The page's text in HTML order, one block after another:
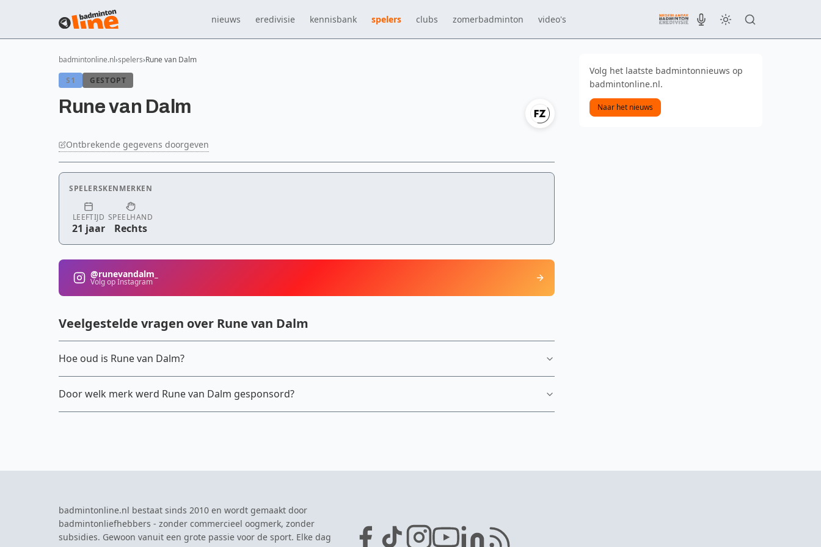
nieuws eredivisie kennisbank spelers clubs zomerbadminton video's
badmintonline.nl spelers Rune van Dalm
S1
GESTOPT
Rune van Dalm
Ontbrekende gegevens doorgeven
SPELERSKENMERKEN
LEEFTIJD
21 jaar
SPEELHAND
Rechts
@runevandalm_
Volg op Instagram
Veelgestelde vragen over Rune van Dalm
Hoe oud is Rune van Dalm?
Door welk merk werd Rune van Dalm gesponsord?
Volg het laatste badmintonnieuws op
badmintonline.nl.
Naar het nieuws
badmintonline.nl bestaat sinds 2010 en wordt gemaakt door
badmintonliefhebbers - zonder commercieel oogmerk, zonder
subsidies. Gewoon vanuit een grote passie voor de sport. Elke dag